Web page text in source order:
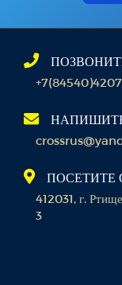
ПОСЕТИТЕ
412031, г.
3